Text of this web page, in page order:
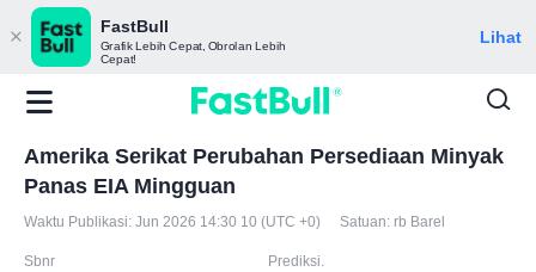
FastBull
Grafik Lebih Cepat, Obrolan Lebih
Cepat!
Lihat
Amerika Serikat Perubahan Persediaan Minyak
Panas EIA Mingguan
Waktu Publikasi: Jun 2026 14:30 10 (UTC +0) Satuan: rb Barel
Sbnr
Prediksi.